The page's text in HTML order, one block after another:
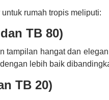
rumah tropis meliputi:
TB 80)
tampilan hangat dan
lebih baik
TB 20)